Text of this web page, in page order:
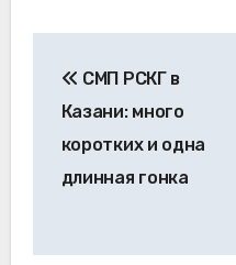
по
записям
СМП РСКГ в
Казани: много
коротких и одна
длинная гонка